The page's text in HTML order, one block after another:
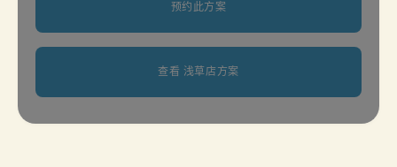
预约此方案
查看 浅草店方案